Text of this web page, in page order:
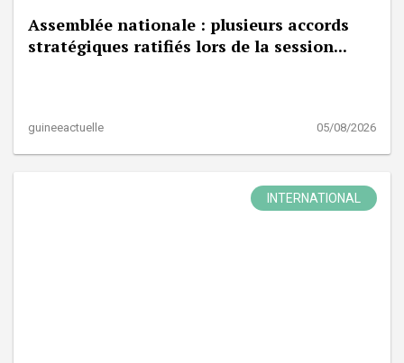
Assemblée nationale : plusieurs accords
stratégiques ratifiés lors de la session...
guineeactuelle 05/08/2026
INTERNATIONAL